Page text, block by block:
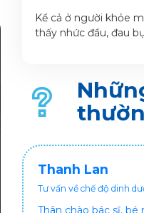
bầu tạm biệt
thai nhi ra đời
Kể cả ở người khỏe
thấy nhức đầu, đau
người mẹ, mà còn
khỏe thai nhi.
Thanh Lan
Tư vấn về chế độ dinh